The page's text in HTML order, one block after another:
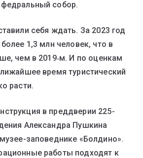
собор.
себя ждать. За 2023 год
1,3 млн человек, что в
чем в 2019‑м. И по оценкам
время туристический
расти.
в преддверии 225-
Александра Пушкина
заповеднике «Болдино».
работы подходят к